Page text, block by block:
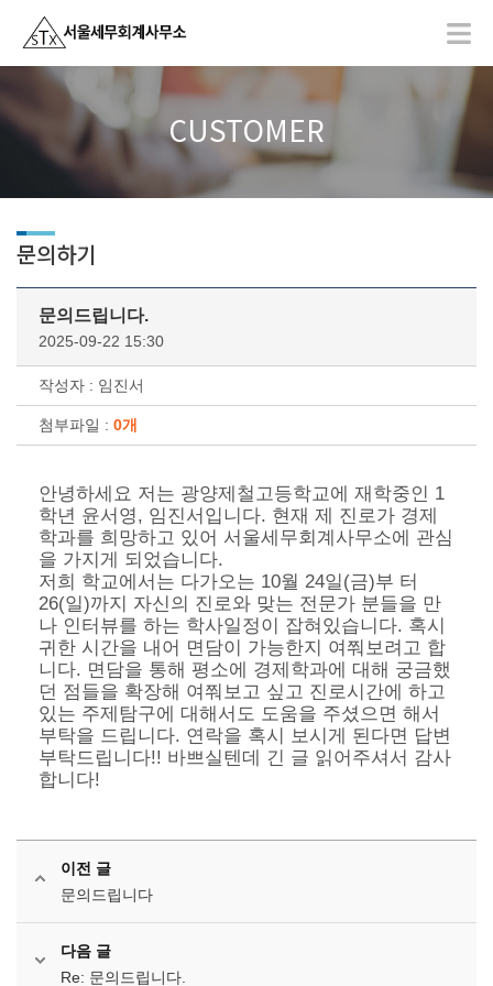
CUSTOMER
문의하기
문의드립니다.
2025-09-22 15:30
작성자 : 임진서
첨부파일 : 0개
안녕하세요 저는 광양제철고등학교에 재학중인 1
학년 윤서영, 임진서입니다. 현재 제 진로가 경제
학과를 희망하고 있어 서울세무회계사무소에 관심
을 가지게 되었습니다.
저희 학교에서는 다가오는 10월 24일(금)부 터
26(일)까지 자신의 진로와 맞는 전문가 분들을 만
나 인터뷰를 하는 학사일정이 잡혀있습니다. 혹시
귀한 시간을 내어 면담이 가능한지 여쭤보려고 합
니다. 면담을 통해 평소에 경제학과에 대해 궁금했
던 점들을 확장해 여쭤보고 싶고 진로시간에 하고
있는 주제탐구에 대해서도 도움을 주셨으면 해서
부탁을 드립니다. 연락을 혹시 보시게 된다면 답변
부탁드립니다!! 바쁘실텐데 긴 글 읽어주셔서 감사
합니다!
이전 글
문의드립니다
다음 글
Re: 문의드립니다.